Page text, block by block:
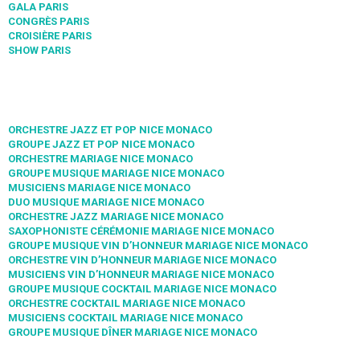
GALA PARIS
CONGRÈS PARIS
CROISIÈRE PARIS
SHOW PARIS
ORCHESTRE JAZZ ET POP NICE MONACO
GROUPE JAZZ ET POP NICE MONACO
ORCHESTRE MARIAGE NICE MONACO
GROUPE MUSIQUE MARIAGE NICE MONACO
MUSICIENS MARIAGE NICE MONACO
DUO MUSIQUE MARIAGE NICE MONACO
ORCHESTRE JAZZ MARIAGE NICE MONACO
SAXOPHONISTE CÉRÉMONIE MARIAGE NICE MONACO
GROUPE MUSIQUE VIN D’HONNEUR MARIAGE NICE MONACO
ORCHESTRE VIN D’HONNEUR MARIAGE NICE MONACO
MUSICIENS VIN D’HONNEUR MARIAGE NICE MONACO
GROUPE MUSIQUE COCKTAIL MARIAGE NICE MONACO
ORCHESTRE COCKTAIL MARIAGE NICE MONACO
MUSICIENS COCKTAIL MARIAGE NICE MONACO
GROUPE MUSIQUE DÎNER MARIAGE NICE MONACO